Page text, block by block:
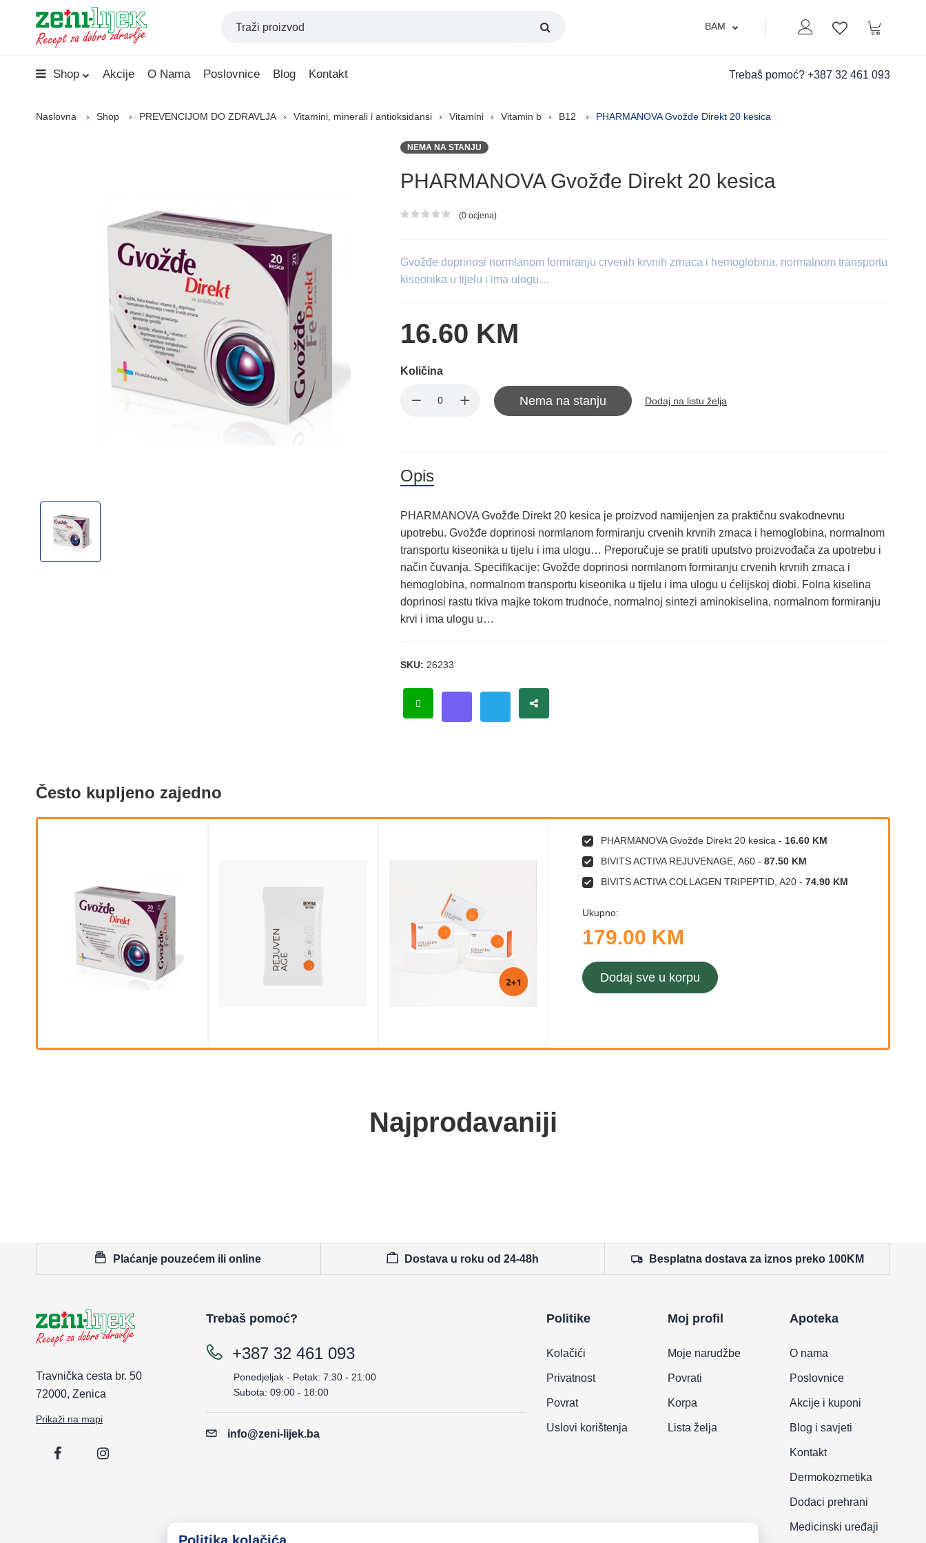
Moj nalogLista zelja
Korpa
BAM
Shop Akcije O Nama Poslovnice Blog Kontakt Trebaš pomoć? +387 32 461 093
Naslovna Shop PREVENCIJOM DO ZDRAVLJA Vitamini, minerali i antioksidansi Vitamini Vitamin b B12 PHARMANOVA Gvožđe Direkt 20 kesica
NEMA NA STANJU
PHARMANOVA Gvožđe Direkt 20 kesica
Ocjena proizvoda
(0 ocjena)
Gvožđe doprinosi normlanom formiranju crvenih krvnih zrnaca i hemoglobina, normalnom transportu
kiseonika u tijelu i ima ulogu…
16.60 KM
Količina
Nema na stanju Dodaj na listu želja
Opis
PHARMANOVA Gvožđe Direkt 20 kesica je proizvod namijenjen za praktičnu svakodnevnu
upotrebu. Gvožđe doprinosi normlanom formiranju crvenih krvnih zrnaca i hemoglobina, normalnom
transportu kiseonika u tijelu i ima ulogu… Preporučuje se pratiti uputstvo proizvođača za upotrebu i
način čuvanja. Specifikacije: Gvožđe doprinosi normlanom formiranju crvenih krvnih zrnaca i
hemoglobina, normalnom transportu kiseonika u tijelu i ima ulogu u ćelijskoj diobi. Folna kiselina
doprinosi rastu tkiva majke tokom trudnoće, normalnoj sintezi aminokiselina, normalnom formiranju
krvi i ima ulogu u…
SKU: 26233
Često kupljeno zajedno
PHARMANOVA Gvožđe Direkt 20 kesica - 16.60 KM
BIVITS ACTIVA REJUVENAGE, A60 -87.50 KM
BIVITS ACTIVA COLLAGEN TRIPEPTID, A20 -74.90 KM
Ukupno:
179.00 KM
Dodaj sve u korpu
Najprodavaniji
Plaćanje pouzećem ili online Dostava u roku od 24-48h Besplatna dostava za iznos preko 100KM
Travnička cesta br. 50
72000, Zenica
Prikaži na mapi
Trebaš pomoć?
+387 32 461 093
Ponedjeljak - Petak: 7:30 - 21:00
Subota: 09:00 - 18:00
info@zeni-lijek.ba
Politike
Kolačići
Privatnost
Povrat
Uslovi korištenja
Moj profil
Moje narudžbe
Povrati
Korpa
Lista želja
Apoteka
O nama
Poslovnice
Akcije i kuponi
Blog i savjeti
Kontakt
Dermokozmetika
Dodaci prehrani
Medicinski uređaji